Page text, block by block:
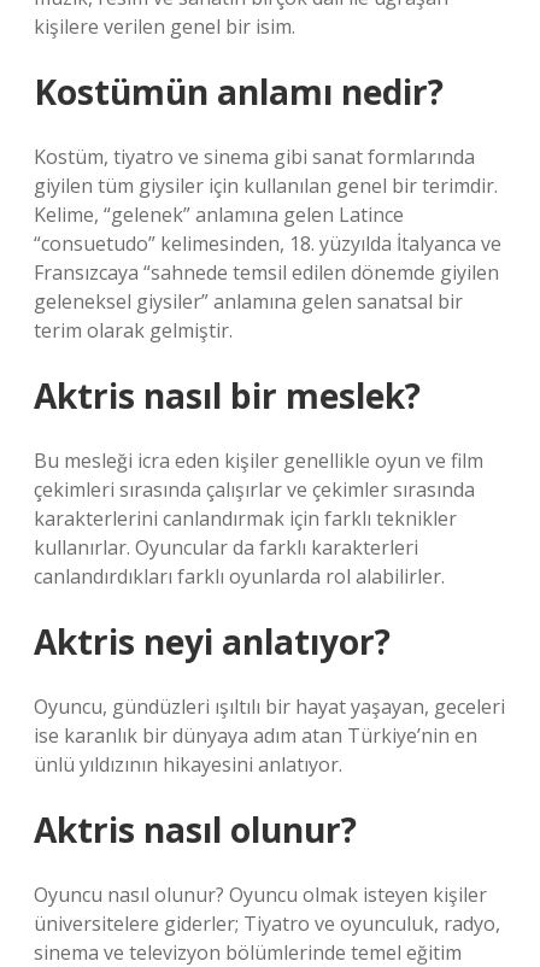
kişilere verilen genel bir isim.
Kostümün anlamı nedir?
Kostüm, tiyatro ve sinema gibi sanat formlarında
giyilen tüm giysiler için kullanılan genel bir terimdir.
Kelime, “gelenek” anlamına gelen Latince
“consuetudo” kelimesinden, 18. yüzyılda İtalyanca ve
Fransızcaya “sahnede temsil edilen dönemde giyilen
geleneksel giysiler” anlamına gelen sanatsal bir
terim olarak gelmiştir.
Aktris nasıl bir meslek?
Bu mesleği icra eden kişiler genellikle oyun ve film
çekimleri sırasında çalışırlar ve çekimler sırasında
karakterlerini canlandırmak için farklı teknikler
kullanırlar. Oyuncular da farklı karakterleri
canlandırdıkları farklı oyunlarda rol alabilirler.
Aktris neyi anlatıyor?
Oyuncu, gündüzleri ışıltılı bir hayat yaşayan, geceleri
ise karanlık bir dünyaya adım atan Türkiye’nin en
ünlü yıldızının hikayesini anlatıyor.
Aktris nasıl olunur?
Oyuncu nasıl olunur? Oyuncu olmak isteyen kişiler
üniversitelere giderler; Tiyatro ve oyunculuk, radyo,
sinema ve televizyon bölümlerinde temel eğitim